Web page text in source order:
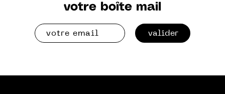
votre boîte mail
valider